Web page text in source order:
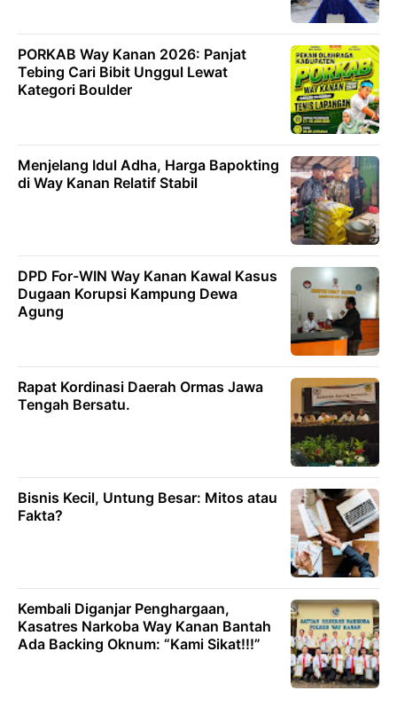
PORKAB Way Kanan 2026: Panjat
Tebing Cari Bibit Unggul Lewat
Kategori Boulder
Menjelang Idul Adha, Harga Bapokting
di Way Kanan Relatif Stabil
DPD For-WIN Way Kanan Kawal Kasus
Dugaan Korupsi Kampung Dewa
Agung
Rapat Kordinasi Daerah Ormas Jawa
Tengah Bersatu.
Bisnis Kecil, Untung Besar: Mitos atau
Fakta?
Kembali Diganjar Penghargaan,
Kasatres Narkoba Way Kanan Bantah
Ada Backing Oknum: “Kami Sikat!!!”